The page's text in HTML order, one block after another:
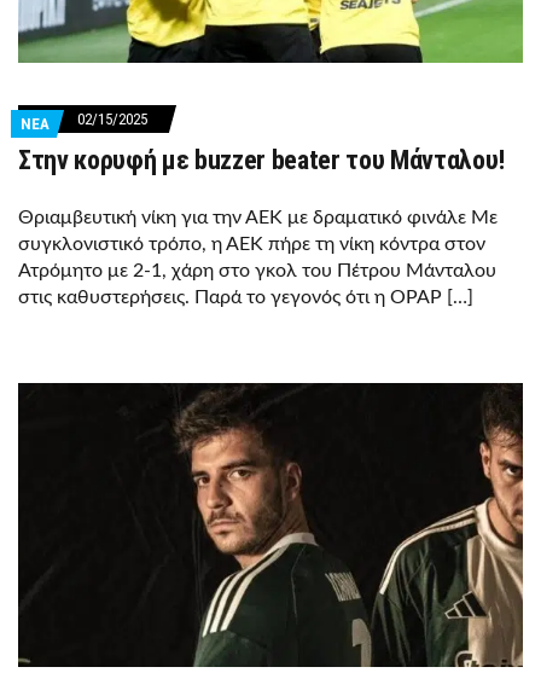
ΝΕΑ 02/15/2025
Στην κορυφή με buzzer beater του Μάνταλου!
Θριαμβευτική νίκη για την ΑΕΚ με δραματικό φινάλε Με
συγκλονιστικό τρόπο, η ΑΕΚ πήρε τη νίκη κόντρα στον
Ατρόμητο με 2-1, χάρη στο γκολ του Πέτρου Μάνταλου
στις καθυστερήσεις. Παρά το γεγονός ότι η OPAP […]